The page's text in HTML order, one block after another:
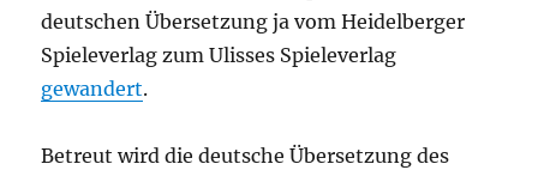
deutschen Übersetzung ja vom Heidelberger
Spieleverlag zum Ulisses Spieleverlag
gewandert.
Betreut wird die deutsche Übersetzung des